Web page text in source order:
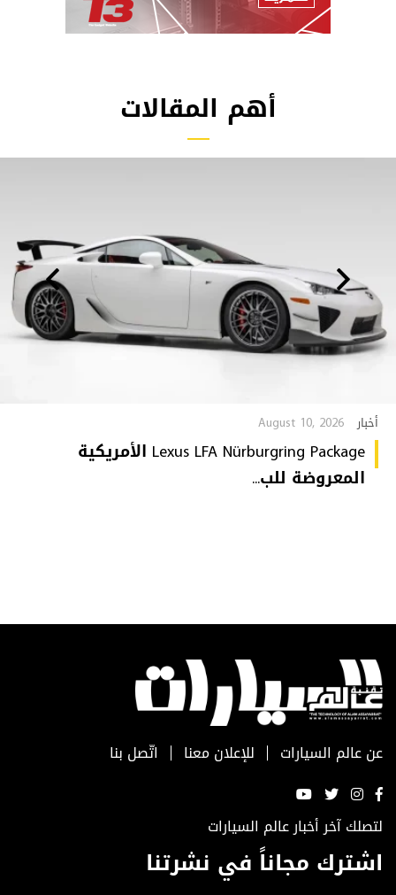
أهم المقالات
أخبار August 10, 2026
Lexus LFA Nürburgring Package الأمريكية
المعروضة للب...
عن عالم السيارات للإعلان معنا اتّصل بنا
لتصلك آخر أخبار عالم السيارات
اشترك مجاناً في نشرتنا